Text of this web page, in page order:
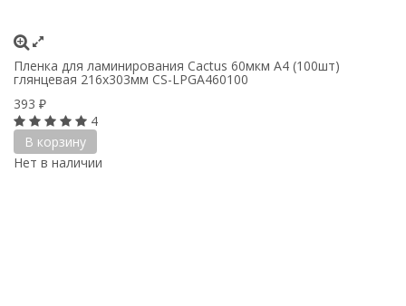
Пленка для ламинирования Cactus 60мкм A4 (100шт)
глянцевая 216x303мм CS-LPGA460100
393 ₽
4
В корзину
Нет в наличии